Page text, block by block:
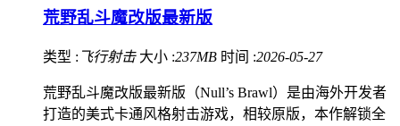
荒野乱斗魔改版最新版
类型 : 飞行射击 大小 :237MB 时间 :2026-05-27
荒野乱斗魔改版最新版（Null’s Brawl）是由海外开发者
打造的美式卡通风格射击游戏，相较原版，本作解锁全